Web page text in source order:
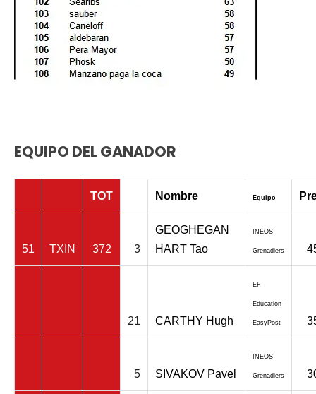
EQUIPO DEL GANADOR
TOT Nombre Equipo
51 TXIN 372 3
GEOGHEGAN
HART Tao
INEOS
Grenadiers
21 CARTHY Hugh
EF
Education-
EasyPost
5 SIVAKOV Pavel
INEOS
Grenadiers